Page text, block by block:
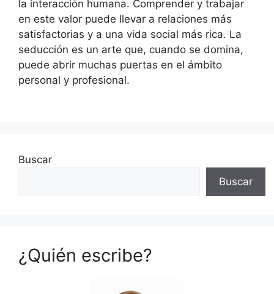
la interacción humana. Comprender y trabajar
en este valor puede llevar a relaciones más
satisfactorias y a una vida social más rica. La
seducción es un arte que, cuando se domina,
puede abrir muchas puertas en el ámbito
personal y profesional.
Buscar
Buscar
¿Quién escribe?